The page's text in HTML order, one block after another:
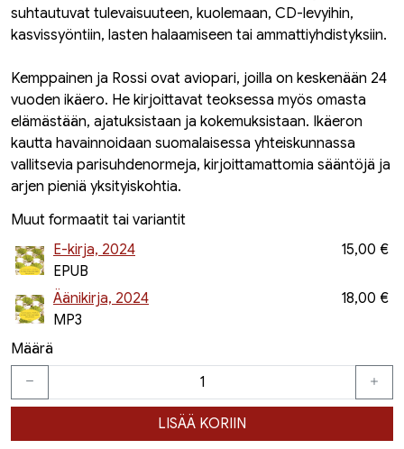
suhtautuvat tulevaisuuteen, kuolemaan, CD-levyihin,
kasvissyöntiin, lasten halaamiseen tai ammattiyhdistyksiin.
Kemppainen ja Rossi ovat aviopari, joilla on keskenään 24
vuoden ikäero. He kirjoittavat teoksessa myös omasta
elämästään, ajatuksistaan ja kokemuksistaan. Ikäeron
kautta havainnoidaan suomalaisessa yhteiskunnassa
vallitsevia parisuhdenormeja, kirjoittamattomia sääntöjä ja
arjen pieniä yksityiskohtia.
Muut formaatit tai variantit
E-kirja, 2024
EPUB
15,00 €
Äänikirja, 2024
MP3
18,00 €
Määrä
LISÄÄ KORIIN